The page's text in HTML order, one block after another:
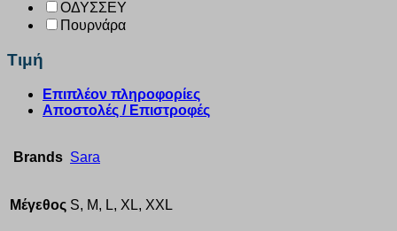
ΟΔΥΣΣΕΥ
Πουρνάρα
Τιμή
Επιπλέον πληροφορίες
Αποστολές / Επιστροφές
Brands Sara
Μέγεθος S, M, L, XL, XXL